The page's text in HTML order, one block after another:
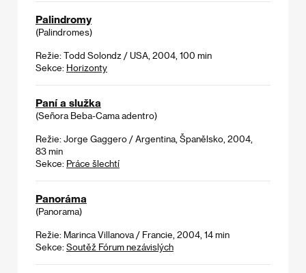
Palindromy
(Palindromes)
Režie: Todd Solondz / USA, 2004, 100 min
Sekce: Horizonty
Paní a služka
(Señora Beba-Cama adentro)
Režie: Jorge Gaggero / Argentina, Španělsko, 2004,
83 min
Sekce: Práce šlechtí
Panoráma
(Panorama)
Režie: Marinca Villanova / Francie, 2004, 14 min
Sekce: Soutěž Fórum nezávislých